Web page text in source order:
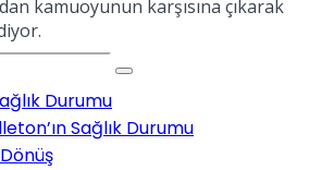
kamuoyunun karşısına çıkarak
Durumu
Sağlık Durumu